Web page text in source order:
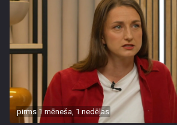
pirms 1 mēneša, 1 nedēļas